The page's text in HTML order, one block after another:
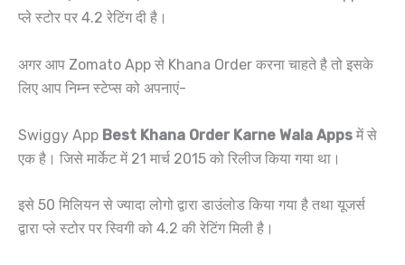
प्ले स्टोर पर 4.2 रेटिंग दी है।
अगर आप Zomato App से Khana Order करना चाहते है तो इसके
लिए आप निम्न स्टेप्स को अपनाएं-
Swiggy App Best Khana Order Karne Wala Apps में से
एक है। जिसे मार्केट में 21 मार्च 2015 को रिलीज किया गया था।
इसे 50 मिलियन से ज्यादा लोगो द्वारा डाउंलोड किया गया है तथा यूजर्स
द्वारा प्ले स्टोर पर स्विगी को 4.2 की रेटिंग मिली है।